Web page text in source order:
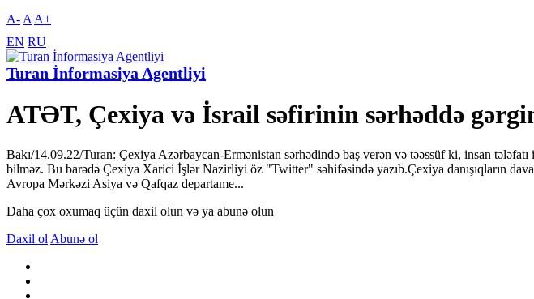
A- A A+
EN RU
Turan İnformasiya Agentliyi
ATƏT, Çexiya və İsrail səfirinin sərhəddə
Bakı/14.09.22/Turan: Çexiya Azərbaycan-Ermənistan sərhədində baş verən və təəssüf ki, insan
bilməz. Bu barədə Çexiya Xarici İşlər Nazirliyi öz "Twitter" səhifəsində yazıb.Çexiya danışıqların
Avropa Mərkəzi Asiya və Qafqaz departame...
Daha çox oxumaq üçün daxil olun və ya abunə olun
Daxil ol Abunə ol